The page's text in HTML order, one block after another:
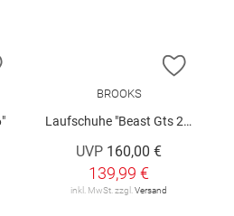
ZUR WUNSCHLISTE HINZUFÜGEN
ZUR
BROOKS
Laufschuhe "Beast Gts 26"
UVP 160,00 €
139,99 €
inkl. MwSt. zzgl. Versand